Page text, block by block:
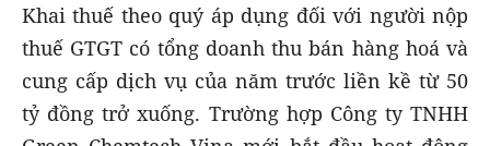
Khai thuế theo quý áp dụng đối với người nộp
thuế GTGT có tổng doanh thu bán hàng hoá và
cung cấp dịch vụ của năm trước liền kề từ 50
tỷ đồng trở xuống. Trường hợp Công ty TNHH